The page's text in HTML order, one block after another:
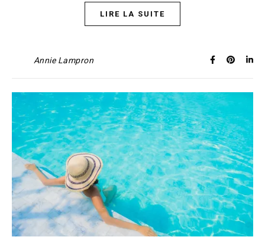
LIRE LA SUITE
Annie Lampron